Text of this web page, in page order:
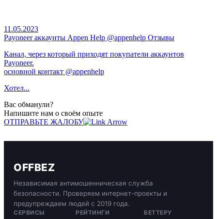
11.05.2023
Payoneer аккаунты Appen Help @appenhelp Отзывы
Канал, через который приходят покупатели аккаунтов
Payoneer.
основной контакт @appenhelp
Хотел...
Вас обманули?
Напишите нам о своём опыте
ОТПРАВЬТЕ ЖАЛОБУ
OFFBEZ
Независимая антимошенническая служба
безопасности. Проверяем интернет-проекты и
предупреждаем людей с 2019 года.
СЕРВИСЫ РЕЙТИНГИ БЕТТЕРУ